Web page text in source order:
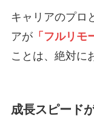
キャリアのプロ
アが「フルリモ
ことは、絶対に
成長スピード